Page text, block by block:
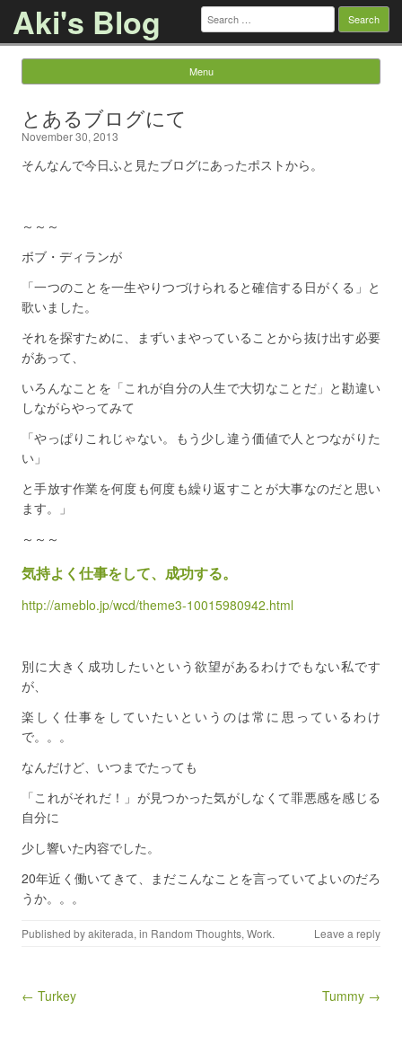
Aki's Blog Search
for:
Menu
とあるブログにて
November 30, 2013
そんなんで今日ふと見たブログにあったポストから。
～～～
ボブ・ディランが
「一つのことを一生やりつづけられると確信する日がくる」と
歌いました。
それを探すために、まずいまやっていることから抜け出す必要
があって、
いろんなことを「これが自分の人生で大切なことだ」と勘違い
しながらやってみて
「やっぱりこれじゃない。もう少し違う価値で人とつながりた
い」
と手放す作業を何度も何度も繰り返すことが大事なのだと思い
ます。」
～～～
気持よく仕事をして、成功する。
http://ameblo.jp/wcd/theme3-10015980942.html
別に大きく成功したいという欲望があるわけでもない私です
が、
楽しく仕事をしていたいというのは常に思っているわけ
で。。。
なんだけど、いつまでたっても
「これがそれだ！」が見つかった気がしなくて罪悪感を感じる
自分に
少し響いた内容でした。
20年近く働いてきて、まだこんなことを言っていてよいのだろ
うか。。。
Published byakiterada, in Random Thoughts, Work. Leave a reply
Post navigation
← Turkey Tummy →